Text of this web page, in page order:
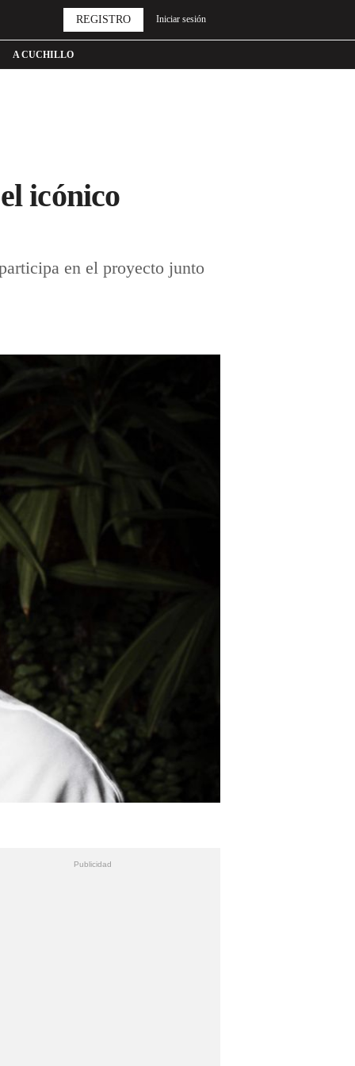
A CUCHILLO
REGISTRO Iniciar sesión
icónico
en el proyecto junto